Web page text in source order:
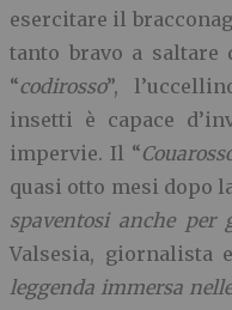
esercitare il
tanto bravo a
“codirosso”,
insetti è capace
impervie. Il “
quasi otto mesi dopo
spaventosi anche
Valsesia, giornalista
leggenda immersa